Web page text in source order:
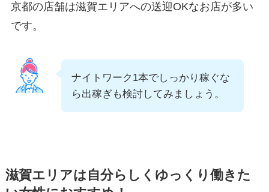
京都の店舗は滋賀エリアへの送迎OKなお店が多い
です。
ナイトワーク1本でしっかり稼ぐな
ら出稼ぎも検討してみましょう。
滋賀エリアは自分らしくゆっくり働きた